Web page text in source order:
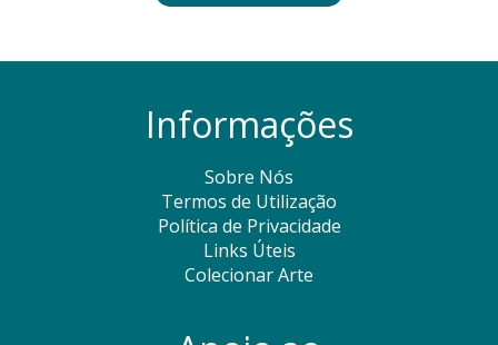
Informações
Sobre Nós
Termos de Utilização
Política de Privacidade
Links Úteis
Colecionar Arte